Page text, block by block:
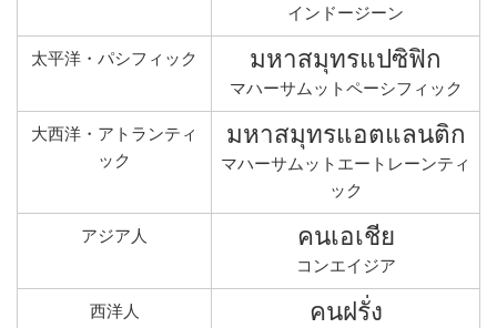
インドージーン
太平洋・パシフィック มหาสมุทรแปซิฟิก
マハーサムットペーシフィック
大西洋・アトランティ
ック
มหาสมุทรแอตแลนติก
マハーサムットエートレーンティ
ック
アジア人 คนเอเชีย
コンエイジア
西洋人 คนฝรั่ง